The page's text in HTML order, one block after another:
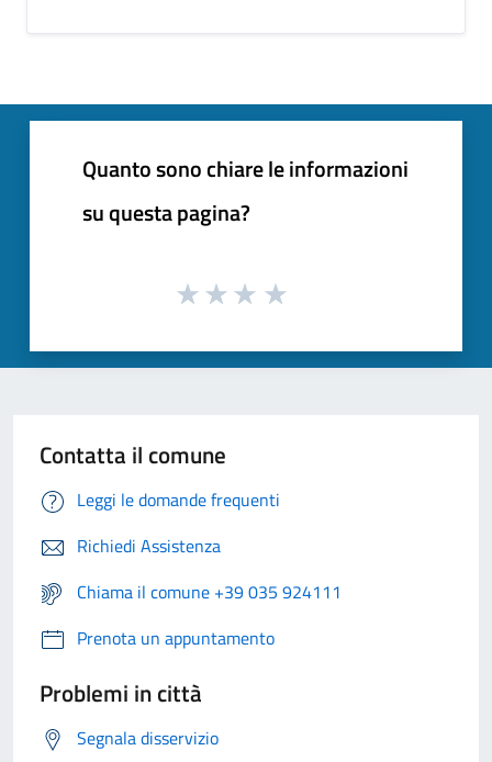
Quanto sono chiare le informazioni
su questa pagina?
Contatta il comune
Leggi le domande frequenti
Richiedi Assistenza
Chiama il comune +39 035 924111
Prenota un appuntamento
Problemi in città
Segnala disservizio